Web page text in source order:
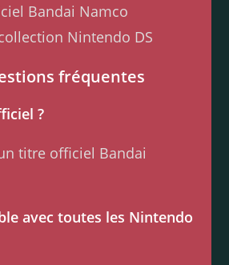
Bandai Namco
Nintendo DS
fréquentes
?
titre officiel Bandai
avec toutes les Nintendo